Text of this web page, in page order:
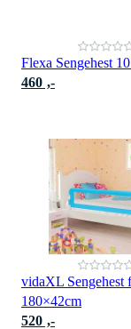
Flexa Sengehest
460 ,-
vidaXL Sengehest
180×42cm
520 ,-